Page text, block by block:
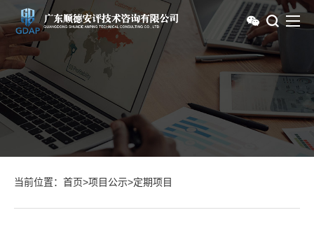
当前位置： 首页>项目公示>定期项目